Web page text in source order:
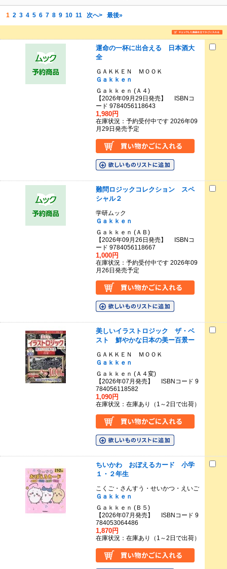
1 2 3 4 5 6 7 8 9 10 11 次へ> 最後»
運命の一杯に出合える 日本酒大
全
ＧＡＫＫＥＮ ＭＯＯＫ
Ｇａｋｋｅｎ
Ｇａｋｋｅｎ (Ａ４)
【2026年09月29日発売】 ISBNコ
ード 9784056118643
1,980円
在庫状況：予約受付中です 2026年09
月29日発売予定
難問ロジックコレクション スペ
シャル２
学研ムック
Ｇａｋｋｅｎ
Ｇａｋｋｅｎ (ＡＢ)
【2026年09月26日発売】 ISBNコ
ード 9784056118667
1,000円
在庫状況：予約受付中です 2026年09
月26日発売予定
美しいイラストロジック ザ・ベ
スト 鮮やかな日本の美ー百景ー
ＧＡＫＫＥＮ ＭＯＯＫ
Ｇａｋｋｅｎ
Ｇａｋｋｅｎ (Ａ４変)
【2026年07月発売】 ISBNコード 9
784056118582
1,090円
在庫状況：在庫あり（1～2日で出荷）
ちいかわ おぼえるカード 小学
１・２年生
こくご・さんすう・せいかつ・えいご
Ｇａｋｋｅｎ
Ｇａｋｋｅｎ (Ｂ５)
【2026年07月発売】 ISBNコード 9
784053064486
1,870円
在庫状況：在庫あり（1～2日で出荷）